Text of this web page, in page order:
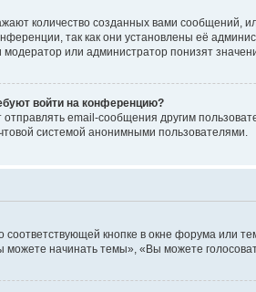
количество созданных вами сообщений,
так как они установлены её
или администратор понизят
войти на конференцию?
отправлять email-сообщения другим
системой анонимными пользователями.
кнопке в окне форума или
начинать темы», «Вы можете